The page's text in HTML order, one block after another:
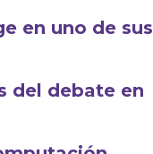
en uno de sus
del debate en